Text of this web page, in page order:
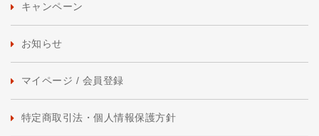
キャンペーン
お知らせ
マイページ / 会員登録
特定商取引法・個人情報保護方針